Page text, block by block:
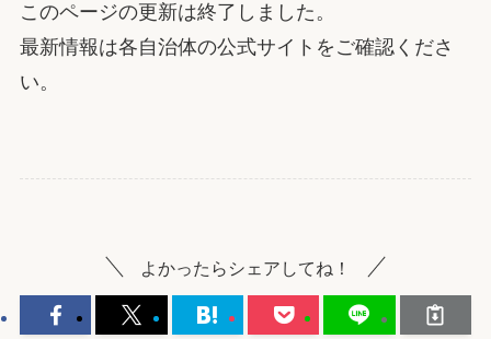
このページの更新は終了しました。
最新情報は各自治体の公式サイトをご確認くださ
い。
よかったらシェアしてね！